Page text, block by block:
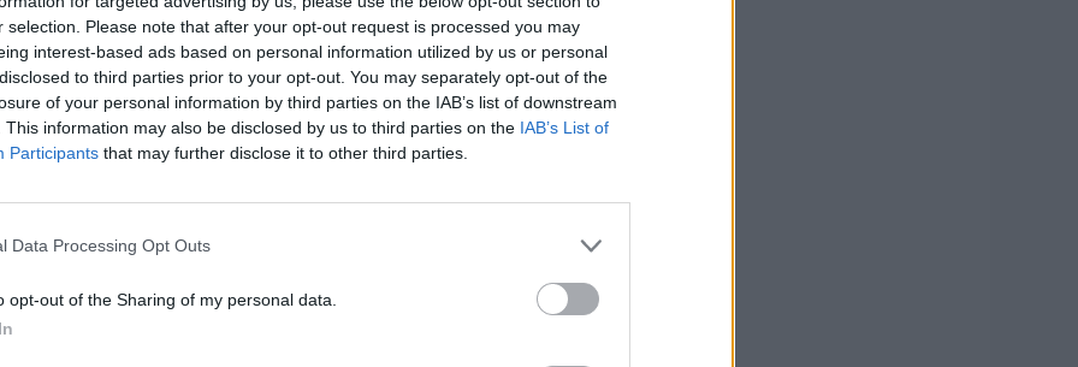
selection. Please note that after your opt-out request is processed you may
interest-based ads based on personal information utilized by us or personal
to third parties prior to your opt-out. You may separately opt-out of the
of your personal information by third parties on the IAB’s list of downstream
This information may also be disclosed by us to third parties on the IAB’s List of
Participants that may further disclose it to other third parties.
Data Processing Opt Outs
opt-out of the Sharing of my personal data.
προετοιμασία των ελαιοπαραγωγών στη